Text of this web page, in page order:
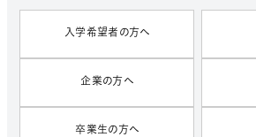
入学希望者の方へ
企業の方へ
卒業生の方へ